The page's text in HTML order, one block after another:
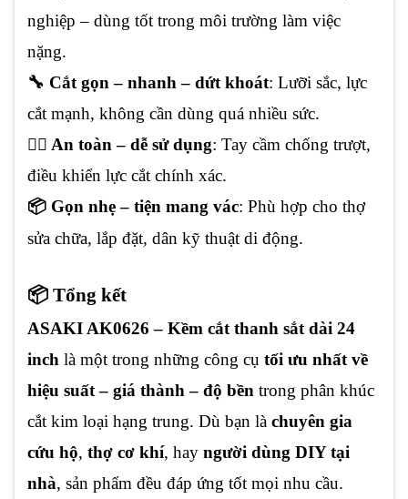
nghiệp – dùng tốt trong môi trường làm việc
nặng.
🔧 Cắt gọn – nhanh – dứt khoát: Lưỡi sắc, lực
cắt mạnh, không cần dùng quá nhiều sức.
👷‍♂️ An toàn – dễ sử dụng: Tay cầm chống trượt,
điều khiển lực cắt chính xác.
📦 Gọn nhẹ – tiện mang vác: Phù hợp cho thợ
sửa chữa, lắp đặt, dân kỹ thuật di động.
📦 Tổng kết
ASAKI AK0626 – Kềm cắt thanh sắt dài 24
inch là một trong những công cụ tối ưu nhất về
hiệu suất – giá thành – độ bền trong phân khúc
cắt kim loại hạng trung. Dù bạn là chuyên gia
cứu hộ, thợ cơ khí, hay người dùng DIY tại
nhà, sản phẩm đều đáp ứng tốt mọi nhu cầu.